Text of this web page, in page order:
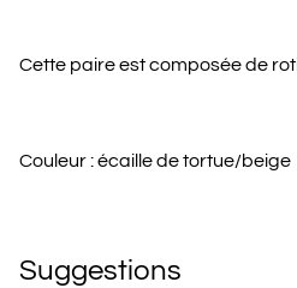
Cette paire est composée de
Couleur : écaille de tortue/beige
Suggestions